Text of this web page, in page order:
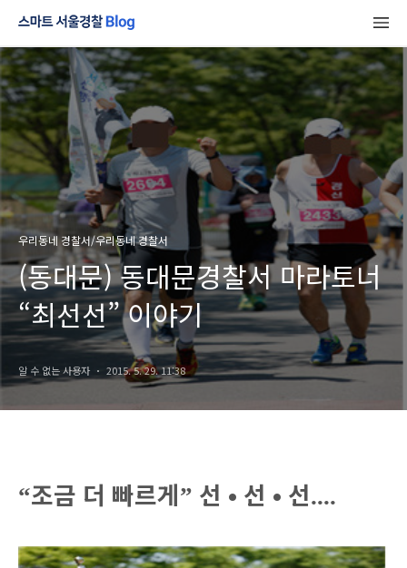
우리동네 경찰서/우리동네 경찰서
(동대문) 동대문경찰서 마라토너
“최선선” 이야기
알 수 없는 사용자 2015. 5. 29. 11:38
“조금 더 빠르게” 선 • 선 • 선....